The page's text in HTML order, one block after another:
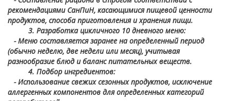
рекомендациями СанПиН, касающимися пищевой ценности
продуктов, способа приготовления и хранения пищи.
3. Разработка цикличного 10 дневного меню:
- Меню составляется заранее на определенный период
(обычно неделю, две недели или месяц), учитывая
разнообразие блюд и баланс питательных веществ.
4. Подбор ингредиентов:
- Использование свежих сезонных продуктов, исключение
аллергенных компонентов для определенных категорий